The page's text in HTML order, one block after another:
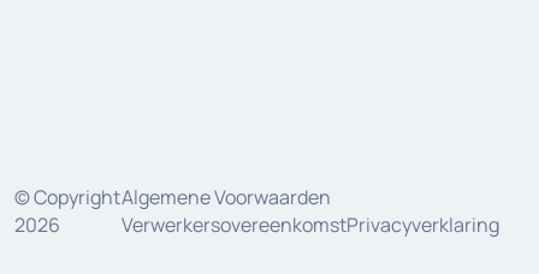
© Copyright
2026
Algemene Voorwaarden
VerwerkersovereenkomstPrivacyverklaring